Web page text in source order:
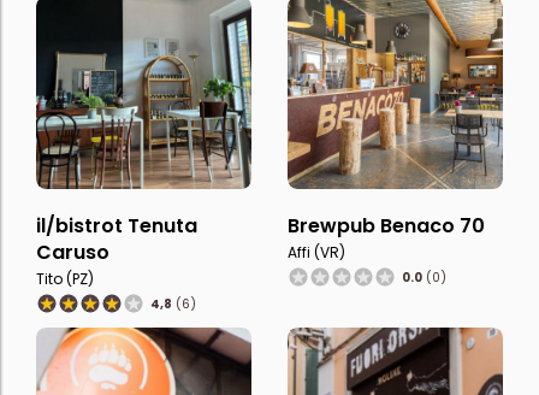
il/bistrot Tenuta
Caruso
Tito (PZ)
4,8 (6)
Brewpub Benaco 70
Affi (VR)
0.0 (0)